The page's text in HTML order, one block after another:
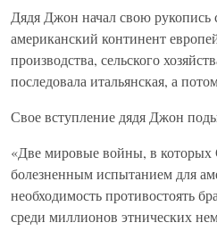
Дядя Джон начал свою рукопись
американский континент
производства, сельского
последовала итальянская, а
Свое вступление дядя Джон
«Две мировые войны, в
болезненным испытанием для
необходимость противостоять
среди миллионов этнических